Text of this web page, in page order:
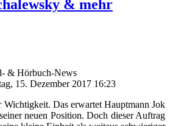
& mehr
& Hörbuch-News
15. Dezember 2017 16:23
Das erwartet Hauptmann Jok
neuen Position. Doch dieser Auftrag